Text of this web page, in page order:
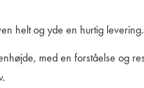
helt og yde en hurtig levering.
med en forståelse og